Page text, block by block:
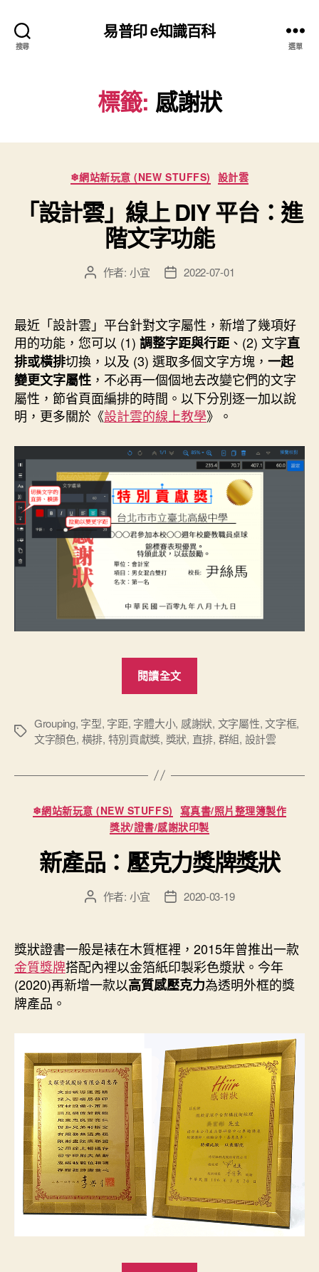
搜尋
易普印 e知識百科
選單
標籤: 感謝狀
分
類
❄網站新玩意 (NEW STUFFS) 設計雲
「設計雲」線上 DIY 平台：進
階文字功能
文
者
作者: 小宜
文
佈
日
期
2022-07-01
最近「設計雲」平台針對文字屬性，新增了幾項好
用的功能，您可以 (1) 調整字距與行距 、(2) 文字直
排或橫排切換，以及 (3) 選取多個文字方塊， 一起
變更文字屬性 ，不必再一個個地去改變它們的文字
屬性，節省頁面編排的時間。以下分別逐一加以說
明，更多關於《設計雲的線上教學》。
閱讀全文
線
上
平
台：
進
階
文
字
功
標
Grouping, 字型, 字距, 字體大小, 感謝狀, 文字屬性,文字框,
文字顏色, 橫排, 特別貢獻獎, 獎狀, 直排, 群組, 設計雲
分
類
❄網站新玩意 (NEW STUFFS) 寫真書/照片整理簿製作
獎狀/證書/感謝狀印製
新產品：壓克力獎牌獎狀
文
者
作者: 小宜
文
佈
日
期
2020-03-19
獎狀證書一般是裱在木質框裡，2015年曾推出一款
金質獎牌搭配內裡以金箔紙印製彩色漿狀。今年
(2020)再新增一款以高質感壓克力為透明外框的獎
牌產品。